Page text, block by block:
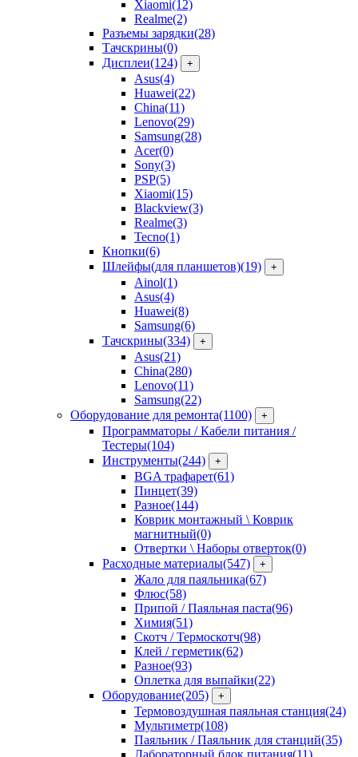
Xiaomi(12)
Realme(2)
Разъемы зарядки(28)
Тачскрины(0)
Дисплеи(124) +
Asus(4)
Huawei(22)
China(11)
Lenovo(29)
Samsung(28)
Acer(0)
Sony(3)
PSP(5)
Xiaomi(15)
Blackview(3)
Realme(3)
Tecno(1)
Кнопки(6)
Шлейфы(для планшетов)(19) +
Ainol(1)
Asus(4)
Huawei(8)
Samsung(6)
Тачскрины(334) +
Asus(21)
China(280)
Lenovo(11)
Samsung(22)
Оборудование для ремонта(1100) +
Программаторы / Кабели питания /
Тестеры(104)
Инструменты(244) +
BGA трафарет(61)
Пинцет(39)
Разное(144)
Коврик монтажный \ Коврик
магнитный(0)
Отвертки \ Наборы отверток(0)
Расходные материалы(547) +
Жало для паяльника(67)
Флюс(58)
Припой / Паяльная паста(96)
Химия(51)
Скотч / Термоскотч(98)
Клей / герметик(62)
Разное(93)
Оплетка для выпайки(22)
Оборудование(205) +
Термовоздушная паяльная станция(24)
Мультиметр(108)
Паяльник / Паяльник для станций(35)
Лабораторный блок питания(11)